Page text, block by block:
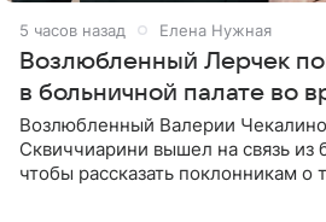
5 часов назад Елена Нужная
Возлюбленный Лерчек
в больничной палате во
Возлюбленный Валерии
Сквиччиарини вышел на связь из
чтобы рассказать поклонникам о